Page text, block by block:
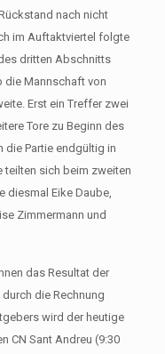
nach nicht
im Auftaktviertel folgte
dritten Abschnitts
die Mannschaft von
Erst ein Treffer zwei
Tore zu Beginn des
die Partie endgültig in
teilten sich beim zweiten
diesmal Eike Daube,
Zimmermann und
das Resultat der
die Rechnung
wird der heutige
CN Sant Andreu (9:30